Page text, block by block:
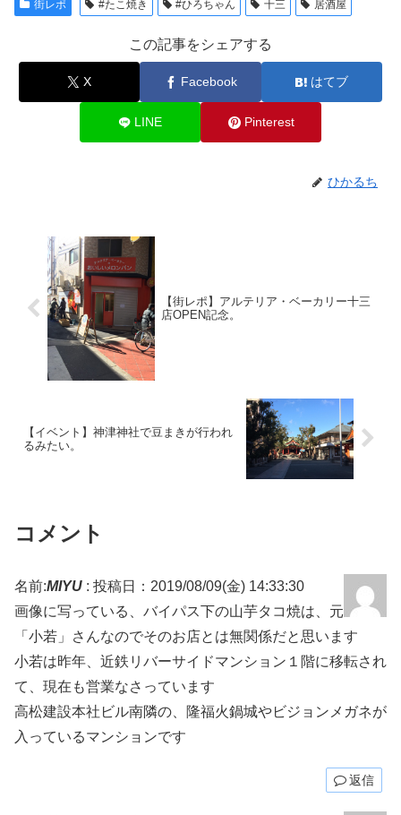
街レポ #たこ焼き #ひろちゃん 十三 居酒屋
この記事をシェアする
X Facebook はてブ
LINE Pinterest
ひかるち
【街レポ】アルテリア・ベーカリー十三
店OPEN記念。
【イベント】神津神社で豆まきが行われ
るみたい。
コメント
名前:MIYU : 投稿日：2019/08/09(金) 14:33:30
画像に写っている、バイパス下の山芋タコ焼は、元
「小若」さんなのでそのお店とは無関係だと思います
小若は昨年、近鉄リバーサイドマンション１階に移転され
て、現在も営業なさっています
高松建設本社ビル南隣の、隆福火鍋城やビジョンメガネが
入っているマンションです
返信